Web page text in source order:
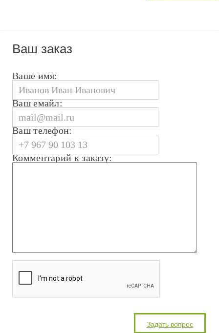
Ваш заказ
Ваше имя:
Ваш емайл:
Ваш телефон:
Комментарий к заказу: